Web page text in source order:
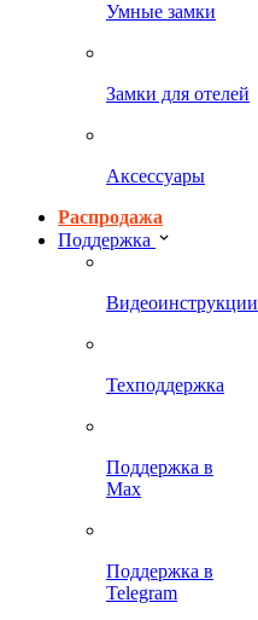
Умные замки
Замки для отелей
Аксессуары
Распродажа
Поддержка
Видеоинструкции
Техподдержка
Поддержка в
Max
Поддержка в
Telegram